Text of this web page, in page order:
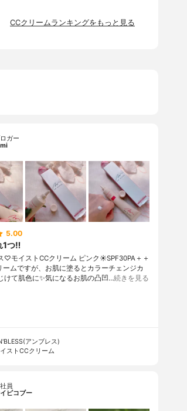
CCクリームランキングをもっと見る
ガー
5.00
1つ‼️
♡モイストCCクリーム ピンク☀️SPF30PA＋＋
ームですが、お肌に塗るとカラーチェンジカ
けて肌色に✨気になるお肌の凸凹…続きを見る
アンブレス)
ストCCクリーム
員
ピコブー